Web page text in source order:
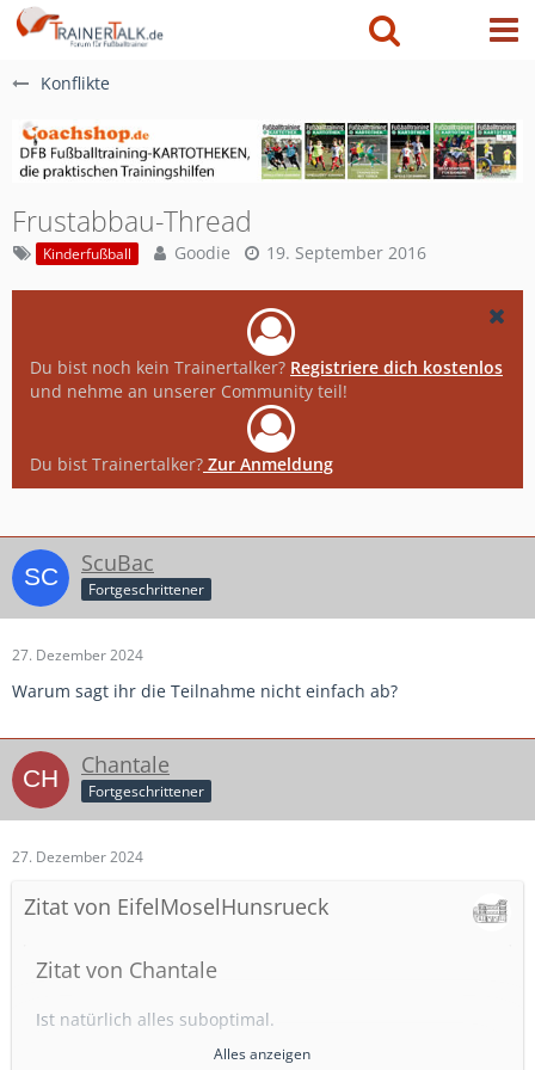
Konflikte
Frustabbau-Thread
Kinderfußball Goodie 19. September 2016
Du bist noch kein Trainertalker? Registriere dich kostenlos
und nehme an unserer Community teil!
Du bist Trainertalker? Zur Anmeldung
ScuBac
Fortgeschrittener
27. Dezember 2024
Warum sagt ihr die Teilnahme nicht einfach ab?
Chantale
Fortgeschrittener
27. Dezember 2024
Zitat von EifelMoselHunsrueck
Zitat von Chantale
Ist natürlich alles suboptimal.
Alles anzeigen